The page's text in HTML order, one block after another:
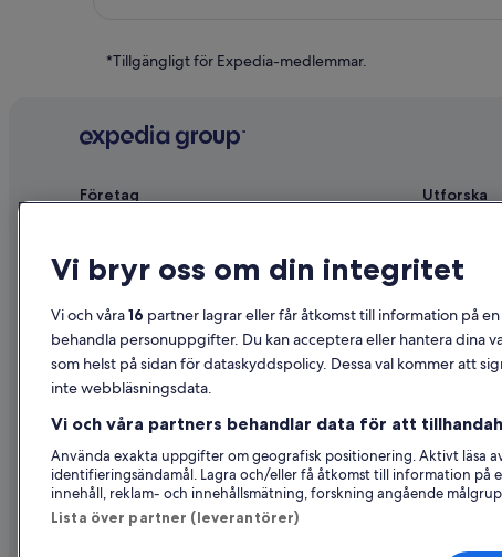
*Tillgängligt för Expedia-medlemmar.
Företag
Jobb
Samarbete
Reklam
Utforska
Hotell i
Inrikesflyg
Vi bryr oss om din integritet
Vi och våra16 partner lagrar eller får åtkomst till information på
behandla personuppgifter. Du kan acceptera eller hantera dina
som helst på sidan för dataskyddspolicy. Dessa val kommer att
inte webbläsningsdata.
Vi och våra partners behandlar data för att
Använda exakta uppgifter om geografisk positionering. Aktivt läsa
identifieringsändamål. Lagra och/eller få åtkomst till information på
innehåll, reklam- och innehållsmätning, forskning angående
Lista över partner (leverantörer)